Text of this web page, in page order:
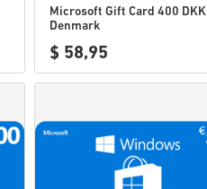
Microsoft Gift Card 400 DKK
Denmark
$ 58,95